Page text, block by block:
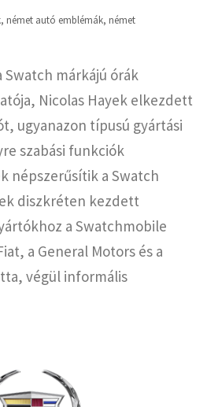
, német autó emblémák, német
Swatch márkájú órák
Nicolas Hayek elkezdett
ugyanazon típusú gyártási
szabási funkciók
népszerűsítik a Swatch
diszkréten kezdett
a Swatchmobile
a General Motors és a
végül informális